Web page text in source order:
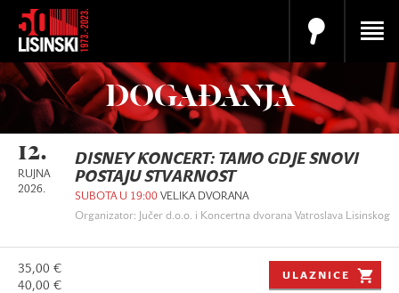
DOGAĐANJA
12.
RUJNA
2026.
DISNEY KONCERT: TAMO GDJE SNOVI
POSTAJU STVARNOST
SUBOTA U 19:00 VELIKA DVORANA
Organizator: Jučer d.o.o. i Koncertna dvorana Vatroslava Lisinskog
35,00 €
40,00 €
ULAZNICE